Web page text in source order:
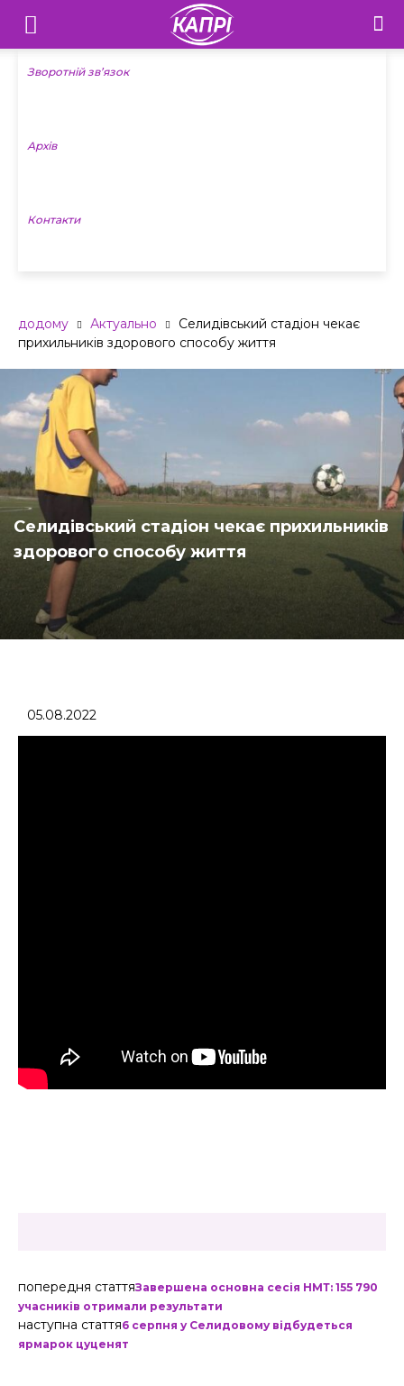
Телебачення
«Капрі»
Новини
Зворотній зв’язок
Архів
Контакти
додому Актуально
Селидівський стадіон чекає
прихильників здорового способу життя
Селидівський стадіон чекає прихильників
здорового способу життя
05.08.2022
попередня статтяЗавершена основна сесія НМТ: 155 790
учасників отримали результати
наступна стаття6 серпня у Селидовому відбудеться
ярмарок цуценят